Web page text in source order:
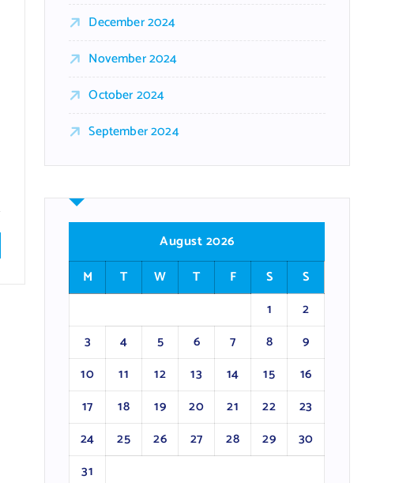
December 2024
November 2024
October 2024
September 2024
August 2026
M
T W T F S
S
1
2
3
4 5 6 7 8
9
10
11 12 13 14 15
16
17
18 19 20 21 22
23
24
25 26 27 28 29
30
31